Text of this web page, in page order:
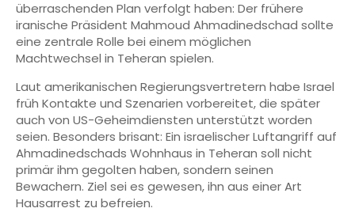
überraschenden Plan verfolgt haben: Der frühere
iranische Präsident Mahmoud Ahmadinedschad sollte
eine zentrale Rolle bei einem möglichen
Machtwechsel in Teheran spielen.
Laut amerikanischen Regierungsvertretern habe Israel
früh Kontakte und Szenarien vorbereitet, die später
auch von US-Geheimdiensten unterstützt worden
seien. Besonders brisant: Ein israelischer Luftangriff auf
Ahmadinedschads Wohnhaus in Teheran soll nicht
primär ihm gegolten haben, sondern seinen
Bewachern. Ziel sei es gewesen, ihn aus einer Art
Hausarrest zu befreien.